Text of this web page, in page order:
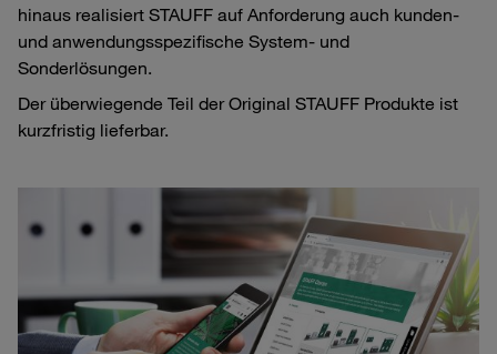
hinaus realisiert STAUFF auf Anforderung auch kunden-
und anwendungsspezifische System- und
Sonderlösungen.
Der überwiegende Teil der Original STAUFF Produkte ist
kurzfristig lieferbar.